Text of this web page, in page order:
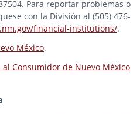
Para reportar problemas o
con la División al (505) 476-
financial-institutions/.
México.
Consumidor de Nuevo México